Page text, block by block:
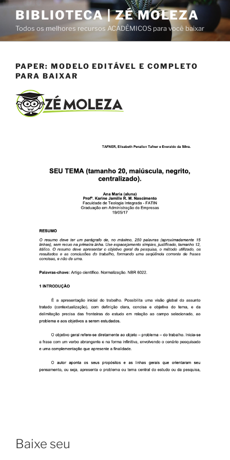
Pular
conteúdo
BIBLIOTECA | ZÉ MOLEZA
Todos os melhores recursos ACADÊMICOS para você baixar
PAPER: MODELO EDITÁVEL E COMPLETO
PARA BAIXAR
Baixe seu